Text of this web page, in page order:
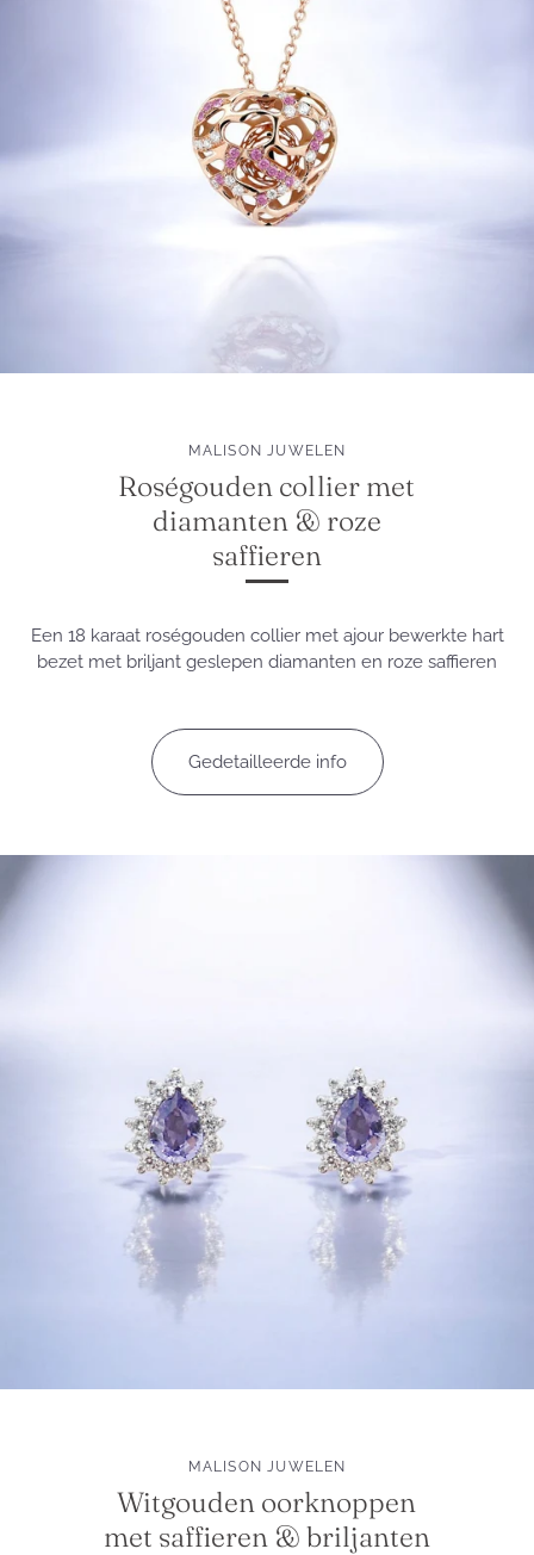
MALISON JUWELEN
Roségouden collier met
diamanten & roze
saffieren
Een 18 karaat roségouden collier met ajour bewerkte hart
bezet met briljant geslepen diamanten en roze saffieren
Gedetailleerde info
MALISON JUWELEN
Witgouden oorknoppen
met saffieren & briljanten